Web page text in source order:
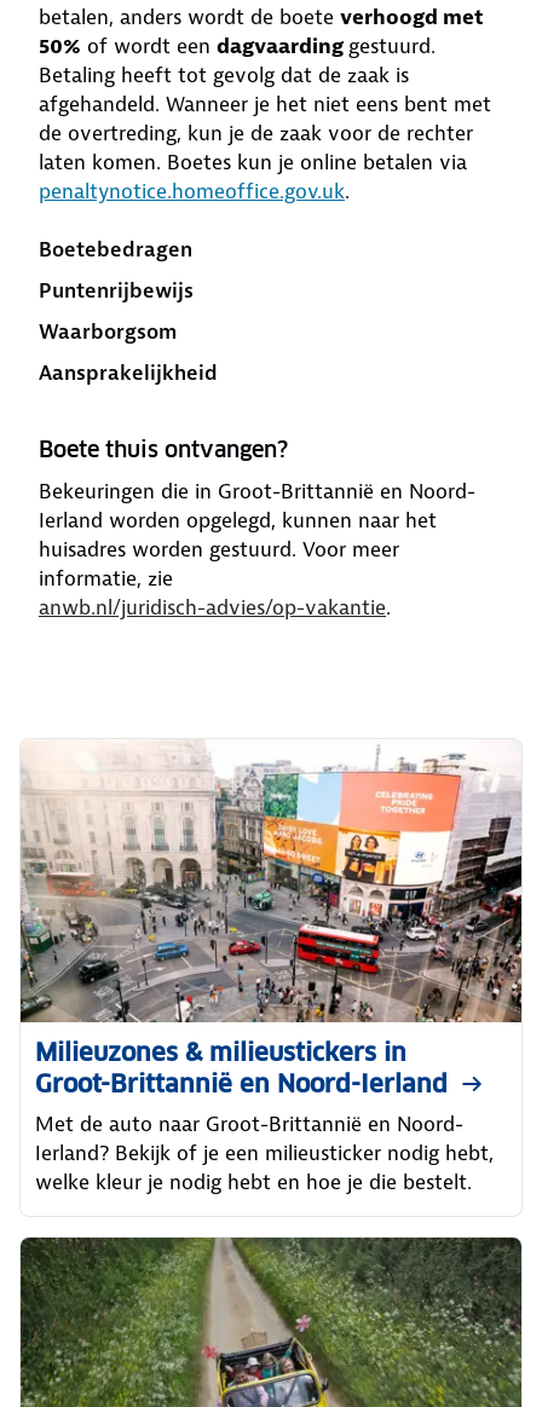
betalen, anders wordt de boete verhoogd met
50% of wordt een dagvaarding gestuurd.
Betaling heeft tot gevolg dat de zaak is
afgehandeld. Wanneer je het niet eens bent met
de overtreding, kun je de zaak voor de rechter
laten komen. Boetes kun je online betalen via
penaltynotice.homeoffice.gov.uk.
Boetebedragen
Puntenrijbewijs
Waarborgsom
Aansprakelijkheid
Boete thuis ontvangen?
Bekeuringen die in Groot-Brittannië en Noord-
Ierland worden opgelegd, kunnen naar het
huisadres worden gestuurd. Voor meer
informatie, zie
anwb.nl/juridisch-advies/op-vakantie.
Milieuzones & milieustickers in
Groot-Brittannië en Noord-Ierland
Met de auto naar Groot-Brittannië en Noord-
Ierland? Bekijk of je een milieusticker nodig hebt,
welke kleur je nodig hebt en hoe je die bestelt.